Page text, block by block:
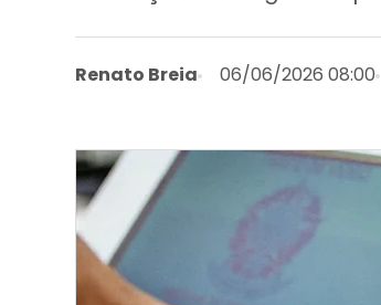
Renato Breia 06/06/2026 08:00